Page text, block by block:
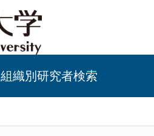
組織別研究者検索